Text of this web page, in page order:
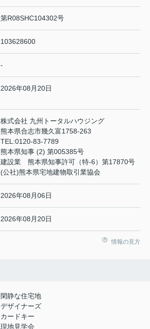
第R08SHC104302号
103628600
-
2026年08月20日
株式会社 九州トータルハウジング
熊本県合志市幾久富1758-263
TEL:0120-83-7789
熊本県知事 (2) 第005385号
建設業 熊本県知事許可（特-6）第17870号
(公社)熊本県宅地建物取引業協会
2026年08月06日
2026年08月20日
情報の見方
閑静な住宅地
デザイナーズ
カードキー
現地見学会